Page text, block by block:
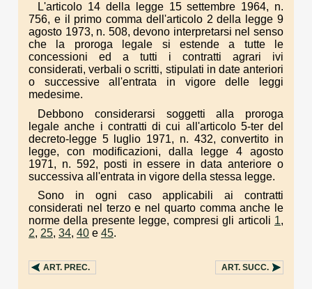
L'articolo 14 della legge 15 settembre 1964, n.
756, e il primo comma dell'articolo 2 della legge 9
agosto 1973, n. 508, devono interpretarsi nel senso
che la proroga legale si estende a tutte le
concessioni ed a tutti i contratti agrari ivi
considerati, verbali o scritti, stipulati in date anteriori
o successive all'entrata in vigore delle leggi
medesime.
Debbono considerarsi soggetti alla proroga
legale anche i contratti di cui all'articolo 5-ter del
decreto-legge 5 luglio 1971, n. 432, convertito in
legge, con modificazioni, dalla legge 4 agosto
1971, n. 592, posti in essere in data anteriore o
successiva all'entrata in vigore della stessa legge.
Sono in ogni caso applicabili ai contratti
considerati nel terzo e nel quarto comma anche le
norme della presente legge, compresi gli articoli 1,
2, 25, 34, 40 e 45.
ART. PREC. ART. SUCC.